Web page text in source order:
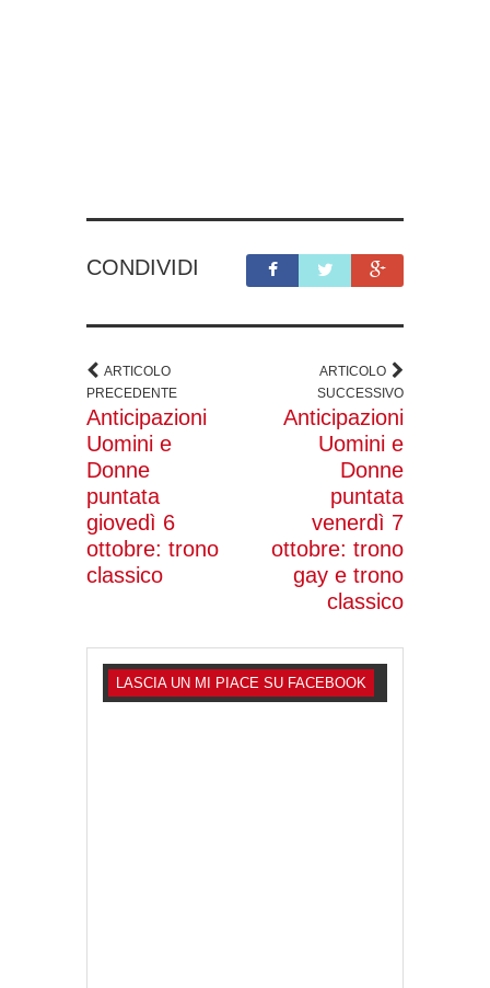
CONDIVIDI
ARTICOLO
PRECEDENTE
Anticipazioni
Uomini e
Donne
puntata
giovedì 6
ottobre: trono
classico
ARTICOLO
SUCCESSIVO
Anticipazioni
Uomini e
Donne
puntata
venerdì 7
ottobre: trono
gay e trono
classico
LASCIA UN MI PIACE SU FACEBOOK